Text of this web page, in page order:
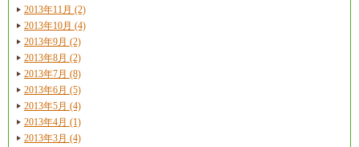
2013年11月 (2)
2013年10月 (4)
2013年9月 (2)
2013年8月 (2)
2013年7月 (8)
2013年6月 (5)
2013年5月 (4)
2013年4月 (1)
2013年3月 (4)